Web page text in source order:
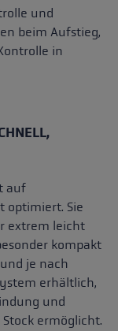
und
beim Aufstieg,
in
auf
optimiert. Sie
extrem leicht
kompakt
je nach
erhältlich,
und
ermöglicht.